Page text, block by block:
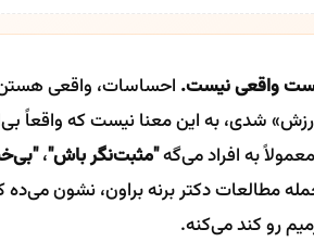
واقعی نیست. احساسات، واقعی هستن
شدی، به این معنا نیست که واقعاً
به افراد می‌گه"مثبت‌نگر باش"،
مطالعات دکتر برنه براون، نشون می‌ده
رو کند می‌کنه.